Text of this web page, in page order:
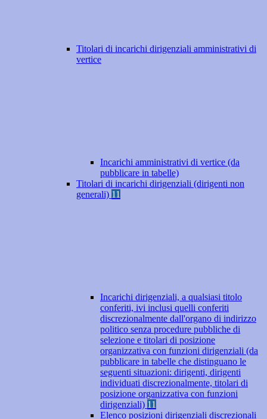
Titolari di incarichi dirigenziali amministrativi di
vertice
Incarichi amministrativi di vertice (da
pubblicare in tabelle)
Titolari di incarichi dirigenziali (dirigenti non
generali) 11
Incarichi dirigenziali, a qualsiasi titolo
conferiti, ivi inclusi quelli conferiti
discrezionalmente dall'organo di indirizzo
politico senza procedure pubbliche di
selezione e titolari di posizione
organizzativa con funzioni dirigenziali (da
pubblicare in tabelle che distinguano le
seguenti situazioni: dirigenti, dirigenti
individuati discrezionalmente, titolari di
posizione organizzativa con funzioni
dirigenziali) 11
Elenco posizioni dirigenziali discrezionali